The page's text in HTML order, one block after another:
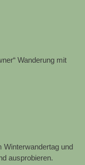
Wanderung mit
Winterwandertag und
ausprobieren.